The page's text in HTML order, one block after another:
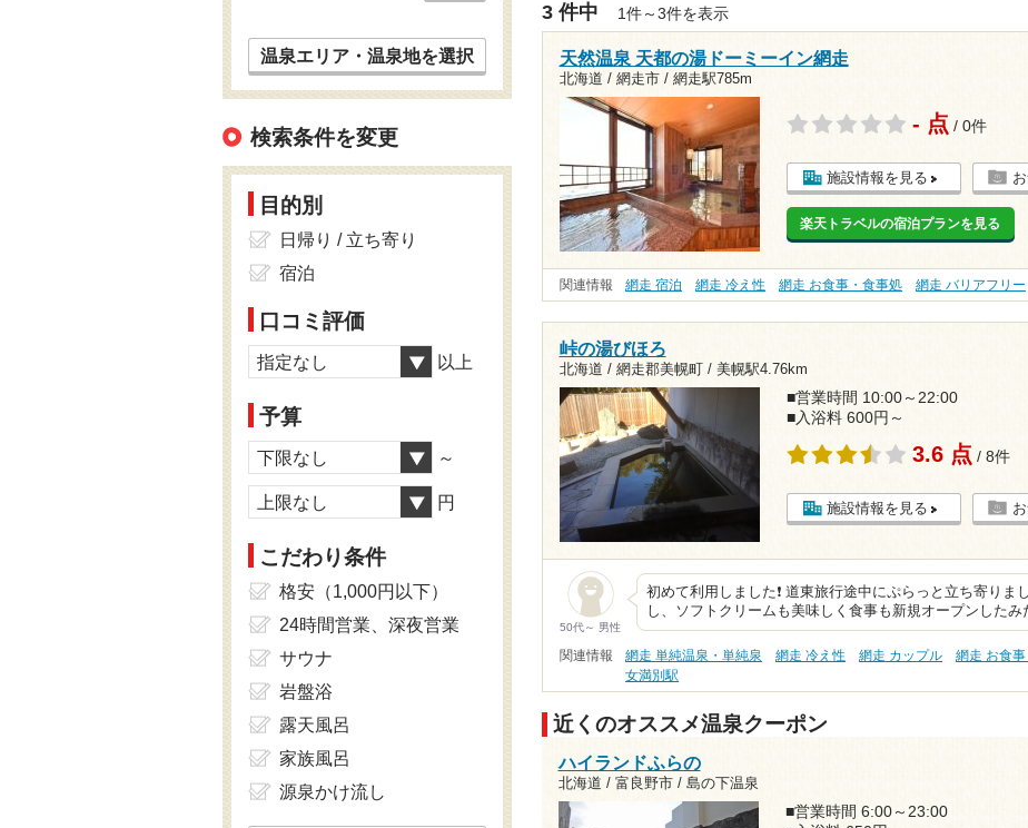
3 件中 1件～3件を表示
天然温泉 天都の湯ドーミーイン網走
北海道 / 網走市 / 網走駅785m
- 点 / 0件
施設情報を見る
楽天トラベルの宿泊プランを見る
関連情報 網走 宿泊 網走 冷え性 網走 お食事・食事処 網走 バリアフリー
峠の湯びほろ
北海道 / 網走郡美幌町 / 美幌駅4.76km
■営業時間 10:00～22:00
■入浴料 600円～
3.6 点 / 8件
施設情報を見る
50代～ 男性
初めて利用しました❗ 道東旅行途中にぷらっと立ち寄りま
し、ソフトクリームも美味しく食事も新規オープンした
関連情報 網走 単純温泉・単純泉 網走 冷え性 網走 カップル 網走 お食
女満別駅
近くのオススメ温泉クーポン
ハイランドふらの
北海道 / 富良野市 / 島の下温泉
■営業時間 6:00～23:00
温泉エリア・温泉地を選択
検索条件を変更
目的別
日帰り / 立ち寄り
宿泊
口コミ評価
指定なし 以上
予算
下限なし ～
上限なし 円
こだわり条件
格安（1,000円以下）
24時間営業、深夜営業
サウナ
岩盤浴
露天風呂
家族風呂
源泉かけ流し